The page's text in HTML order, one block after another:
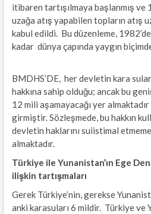
itibaren tartışılmaya başlanmış ve
uzağa atış yapabilen topların atış
kabul edildi. Bu düzenleme,
kadar dünya çapında yaygın
BMDHS’DE, her devletin kara
hakkına sahip olduğu; ancak bu
12 mili aşamayacağı yer
girmiştir. Sözleşmede, bu hakkın
devletin haklarını suiistimal
almaktadır.
Türkiye ile Yunanistan’ın Ege
ilişkin tartışmaları
Gerek Türkiye’nin, gerekse
anki karasuları 6 mildir. Türkiye ve